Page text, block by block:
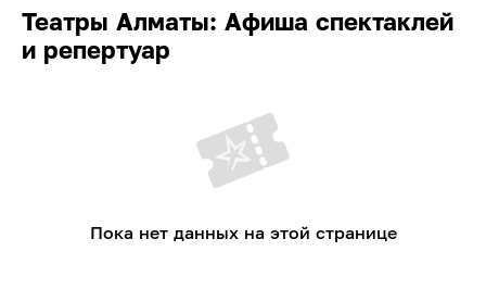
Театры Алматы: Афиша спектаклей
и репертуар
Пока нет данных на этой странице